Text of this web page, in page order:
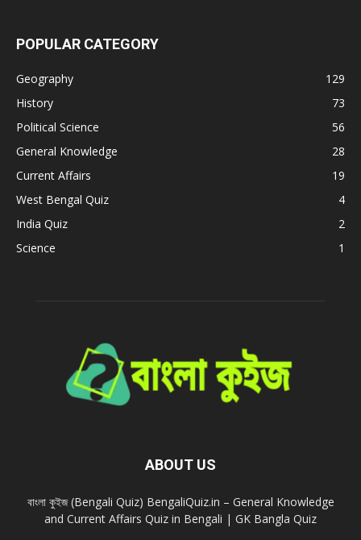
POPULAR CATEGORY
Geography
129
History
73
Political Science
56
General Knowledge
28
Current Affairs
19
West Bengal Quiz
4
India Quiz
2
Science
1
ABOUT US
বাংলা কুইজ (Bengali Quiz) BengaliQuiz.in – General Knowledge
and Current Affairs Quiz in Bengali | GK Bangla Quiz